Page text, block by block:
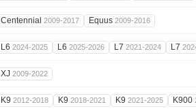
Centennial 2009-2017 Equus 2009-2016
L6 2024-2025 L6 2025-2026 L7 2021-2024 L7
XJ 2009-2022
K9 2012-2018 K9 2018-2021 K9 2021-2025 K900